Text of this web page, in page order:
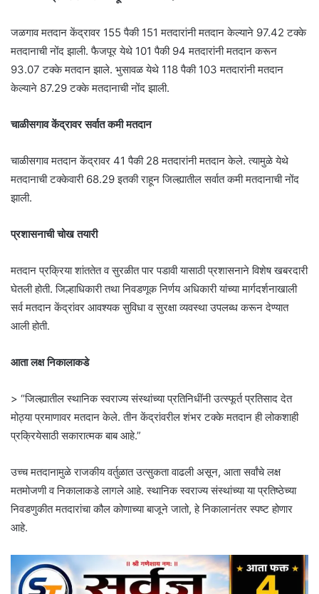
जळगाव मतदान केंद्रावर 155 पैकी 151 मतदारांनी मतदान केल्याने 97.42 टक्के
मतदानाची नोंद झाली. फैजपूर येथे 101 पैकी 94 मतदारांनी मतदान करून
93.07 टक्के मतदान झाले. भुसावळ येथे 118 पैकी 103 मतदारांनी मतदान
केल्याने 87.29 टक्के मतदानाची नोंद झाली.
चाळीसगाव केंद्रावर सर्वात कमी मतदान
चाळीसगाव मतदान केंद्रावर 41 पैकी 28 मतदारांनी मतदान केले. त्यामुळे येथे
मतदानाची टक्केवारी 68.29 इतकी राहून जिल्ह्यातील सर्वात कमी मतदानाची नोंद
झाली.
प्रशासनाची चोख तयारी
मतदान प्रक्रिया शांततेत व सुरळीत पार पडावी यासाठी प्रशासनाने विशेष खबरदारी
घेतली होती. जिल्हाधिकारी तथा निवडणूक निर्णय अधिकारी यांच्या मार्गदर्शनाखाली
सर्व मतदान केंद्रांवर आवश्यक सुविधा व सुरक्षा व्यवस्था उपलब्ध करून देण्यात
आली होती.
आता लक्ष निकालाकडे
> “जिल्ह्यातील स्थानिक स्वराज्य संस्थांच्या प्रतिनिधींनी उत्स्फूर्त प्रतिसाद देत
मोठ्या प्रमाणावर मतदान केले. तीन केंद्रांवरील शंभर टक्के मतदान ही लोकशाही
प्रक्रियेसाठी सकारात्मक बाब आहे.”
उच्च मतदानामुळे राजकीय वर्तुळात उत्सुकता वाढली असून, आता सर्वांचे लक्ष
मतमोजणी व निकालाकडे लागले आहे. स्थानिक स्वराज्य संस्थांच्या या प्रतिष्ठेच्या
निवडणुकीत मतदारांचा कौल कोणाच्या बाजूने जातो, हे निकालानंतर स्पष्ट होणार
आहे.